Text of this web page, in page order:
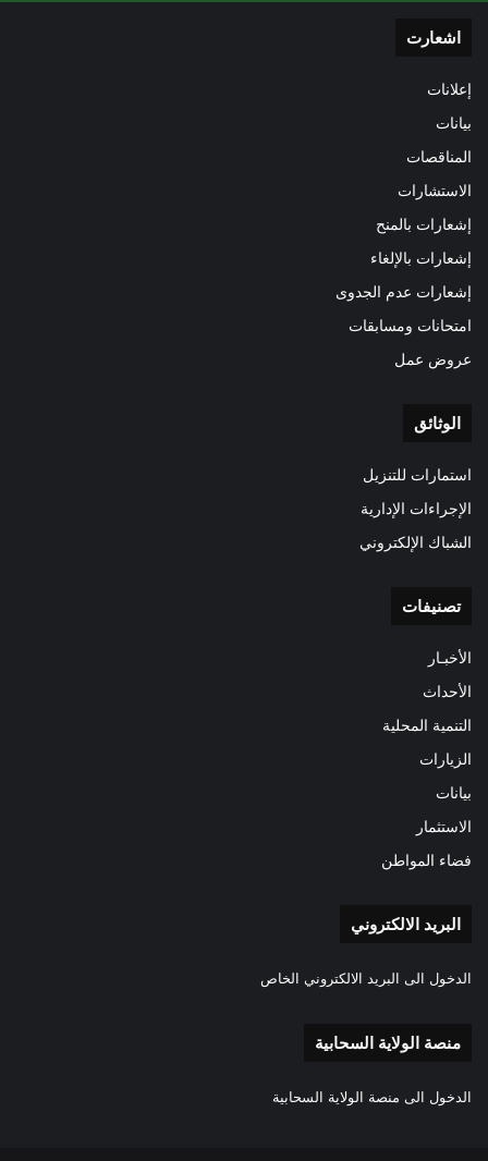
اشعارت
إعلانات
بيانات
المناقصات
الاستشارات
إشعارات بالمنح
إشعارات بالإلغاء
إشعارات عدم الجدوى
امتحانات ومسابقات
عروض عمل
الوثائق
استمارات للتنزيل
الإجراءات الإدارية
الشباك الإلكتروني
تصنيفات
الأخبـار
الأحداث
التنمية المحلية
الزيارات
بيانات
الاستثمار
فضاء المواطن
البريد الالكتروني
الدخول الى البريد الالكتروني الخاص
منصة الولاية السحابية
الدخول الى منصة الولاية السحابية